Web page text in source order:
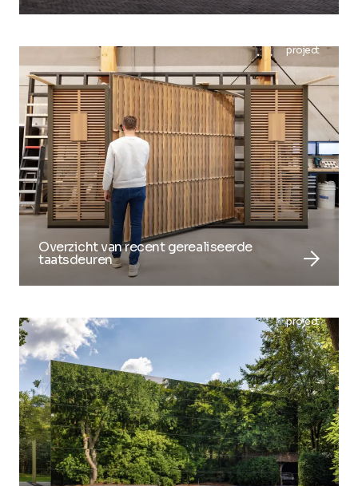
project
Overzicht van recent gerealiseerde
taatsdeuren arrow_forward
project